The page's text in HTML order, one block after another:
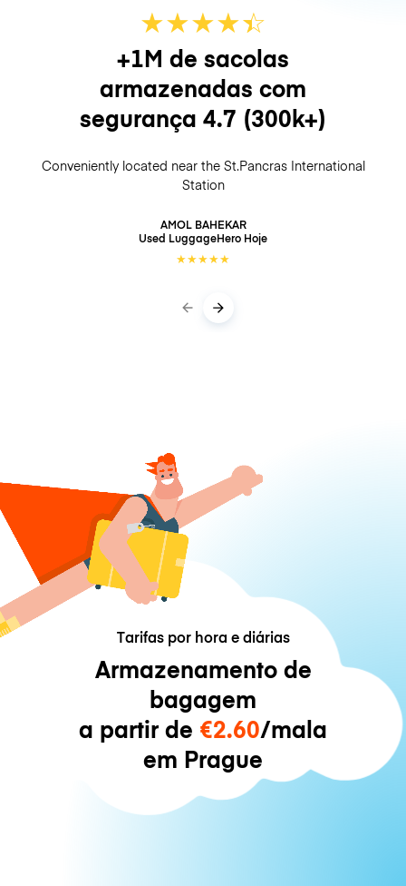
★★★★☆
★
+1M de sacolas
armazenadas com
segurança 4.7 (300k+)
Conveniently located near the St.Pancras International
Station
AMOL BAHEKAR
Used LuggageHero Hoje
★★★★★
Tarifas por hora e diárias
Armazenamento de
bagagem
a partir de €2.60/mala
em Prague